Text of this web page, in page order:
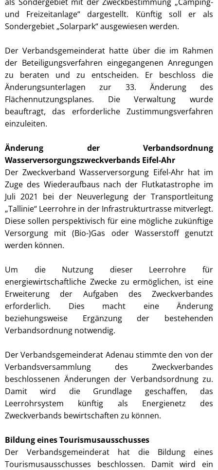
und Freizeitanlage“ dargestellt. Künftig soll er als
Sondergebiet „Solarpark“ ausgewiesen werden.
Der Verbandsgemeinderat hatte über die im Rahmen
der Beteiligungsverfahren eingegangenen Anregungen
zu beraten und zu entscheiden. Er beschloss die
Änderungsunterlagen zur 33. Änderung des
Flächennutzungsplanes. Die Verwaltung wurde
beauftragt, das erforderliche Zustimmungsverfahren
einzuleiten.
Änderung der Verbandsordnung
Wasserversorgungszweckverbands Eifel-Ahr
Der Zweckverband Wasserversorgung Eifel-Ahr hat im
Zuge des Wiederaufbaus nach der Flutkatastrophe im
Juli 2021 bei der Neuverlegung der Transportleitung
„Tallinie“ Leerrohre in der Infrastrukturtrasse mitverlegt.
Diese sollen perspektivisch für eine mögliche zukünftige
Versorgung mit (Bio-)Gas oder Wasserstoff genutzt
werden können.
Um die Nutzung dieser Leerrohre für
energiewirtschaftliche Zwecke zu ermöglichen, ist eine
Erweiterung der Aufgaben des Zweckverbandes
erforderlich. Dies macht eine Änderung
beziehungsweise Ergänzung der bestehenden
Verbandsordnung notwendig.
Der Verbandsgemeinderat Adenau stimmte den von der
Verbandsversammlung des Zweckverbandes
beschlossenen Änderungen der Verbandsordnung zu.
Damit wird die Grundlage geschaffen, das
Leerrohrsystem künftig als Energienetz des
Zweckverbands bewirtschaften zu können.
Bildung eines Tourismusausschusses
Der Verbandsgemeinderat hat die Bildung eines
Tourismusausschusses beschlossen. Damit wird ein